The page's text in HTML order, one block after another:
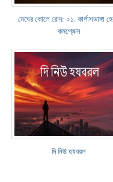
মেঘের কোলে রোদ: ০১. কার্পাসডাঙ্গা
কমপ্লেক্স
দি নিউ হযবরল